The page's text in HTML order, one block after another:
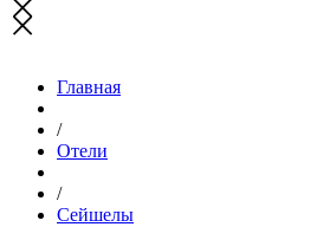
Главная
/
Отели
/
Сейшелы